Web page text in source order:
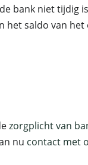
bank niet tijdig
het saldo van
zorgplicht van
nu contact met